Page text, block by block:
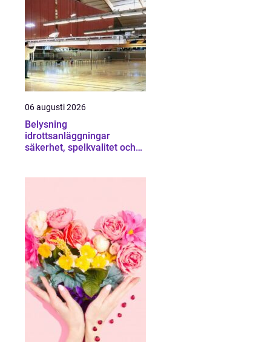
06 augusti 2026
Belysning
idrottsanläggningar
säkerhet, spelkvalitet och